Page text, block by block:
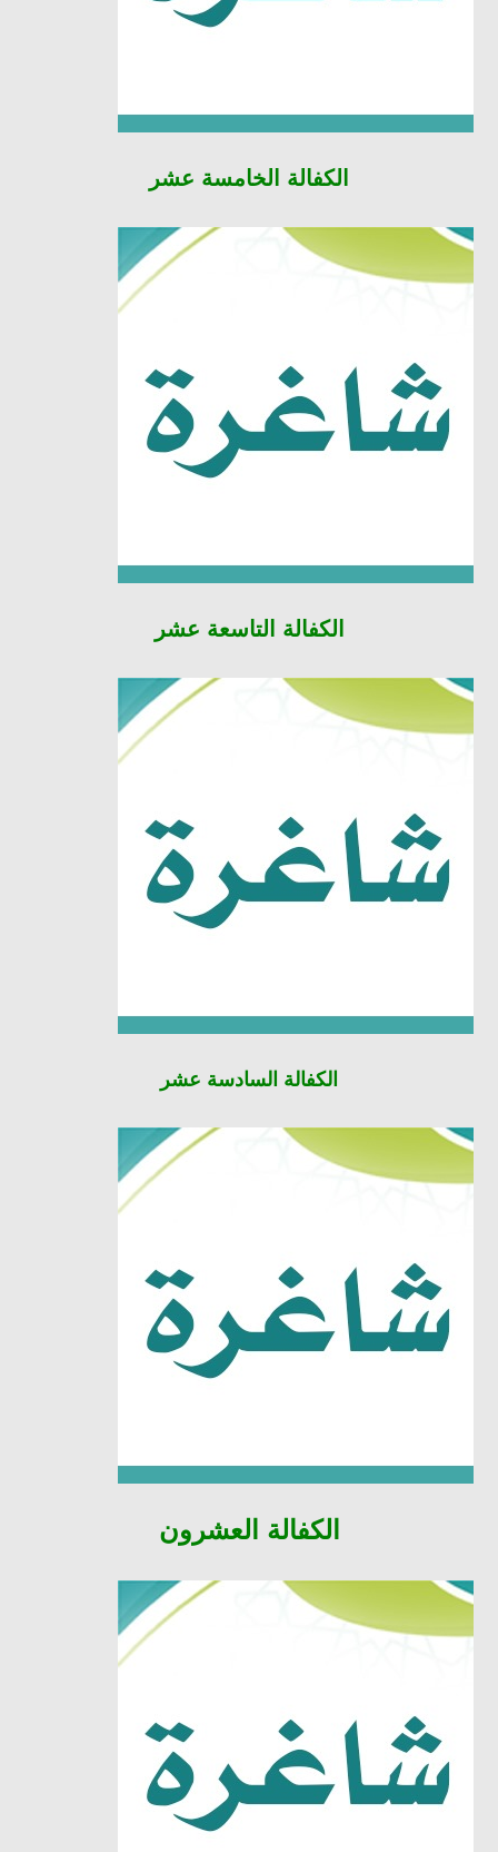
الكفالة الخامسة عشر
الكفالة التاسعة عشر
الكفالة السادسة عشر
الكفالة العشرون